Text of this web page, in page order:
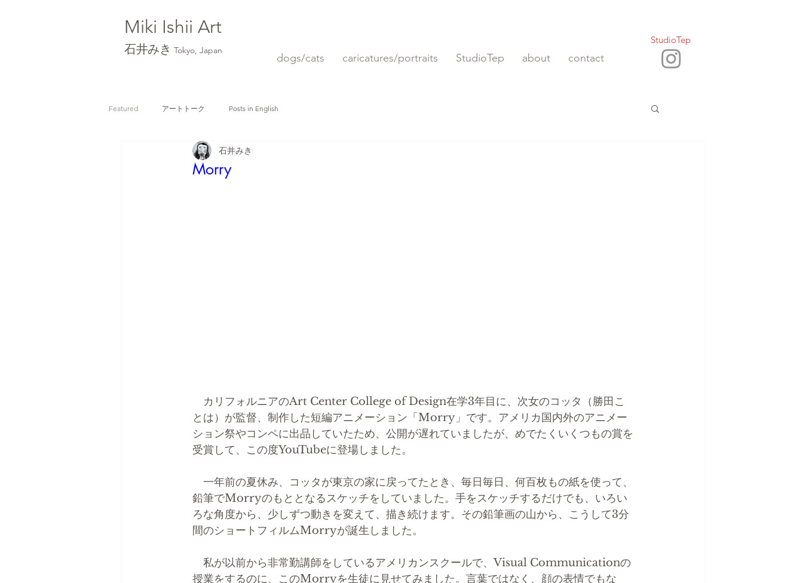
Miki Ishii Art
石井みき Tokyo, Japan
dogs/cats caricatures/portraits StudioTep about contact
StudioTep
Featured アートトーク Posts in English
Morry
石井みき
カリフォルニアのArt Center College of Design在学3年目に、次女のコッタ（勝田こ
とは）が監督、制作した短編アニメーション「Morry」です。アメリカ国内外のアニメー
ション祭やコンペに出品していたため、公開が遅れていましたが、めでたくいくつもの賞を
受賞して、この度YouTubeに登場しました。
一年前の夏休み、コッタが東京の家に戻ってたとき、毎日毎日、何百枚もの紙を使って、
鉛筆でMorryのもととなるスケッチをしていました。手をスケッチするだけでも、いろい
ろな角度から、少しずつ動きを変えて、描き続けます。その鉛筆画の山から、こうして3分
間のショートフィルムMorryが誕生しました。
私が以前から非常勤講師をしているアメリカンスクールで、Visual Communicationの
授業をするのに、このMorryを生徒に見せてみました。言葉ではなく、顔の表情でもな